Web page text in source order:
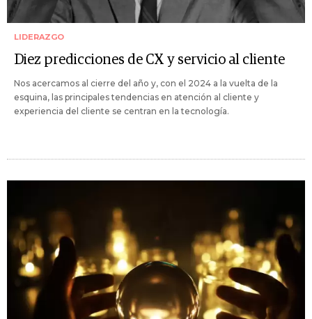
LIDERAZGO
Diez predicciones de CX y servicio al cliente
Nos acercamos al cierre del año y, con el 2024 a la vuelta de la
esquina, las principales tendencias en atención al cliente y
experiencia del cliente se centran en la tecnología.